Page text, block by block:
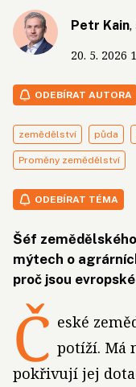
Petr Kain,
20. 5. 2026
ODEBÍRAT AUTORA
zemědělství půda
Proměny zemědělství
ODEBÍRAT TÉMA
Šéf
mýtech o
proč jsou
Č eské
potíží. Má
pokřivují jej